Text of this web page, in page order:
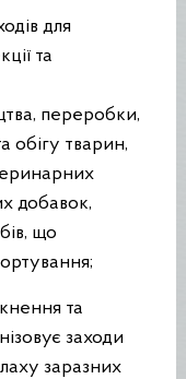
для
та
переробки,
обігу тварин,
добавок,
що
та
заходи
заразних